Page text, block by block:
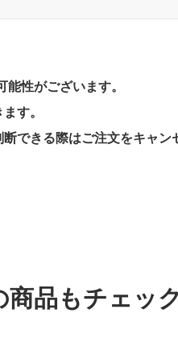
性がございます。
す。
できる際はご注文をキャ
商品もチェッ